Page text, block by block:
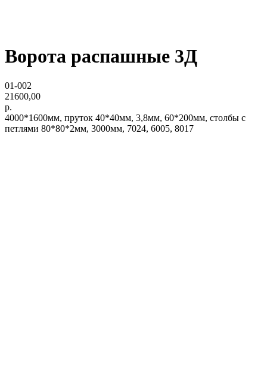
Ворота распашные 3Д
01-002
21600,00
р.
4000*1600мм, пруток 40*40мм, 3,8мм, 60*200мм, столбы с
петлями 80*80*2мм, 3000мм, 7024, 6005, 8017